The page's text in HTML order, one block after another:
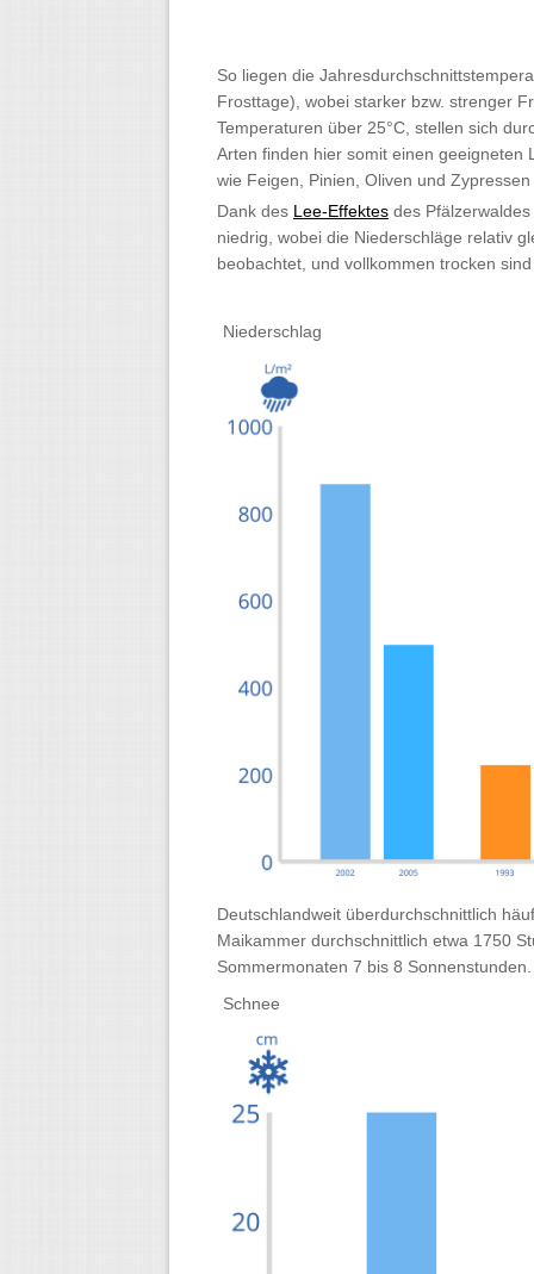
So liegen die
Frosttage), wobei starker bzw. strenger
Temperaturen über 25°C, stellen sich
Arten finden hier somit einen geeigneten
wie Feigen, Pinien, Oliven und
Dank des Lee-Effektes des
niedrig, wobei die Niederschläge relativ
beobachtet, und vollkommen trocken
Niederschlag
Deutschlandweit überdurchschnittlich
Maikammer durchschnittlich etwa 1750
Sommermonaten 7 bis 8 Sonnenstunden.
Schnee